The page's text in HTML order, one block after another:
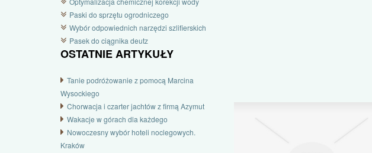
Paski do sprzętu ogrodniczego
Wybór odpowiednich narzędzi szlifierskich
Pasek do ciągnika deutz
OSTATNIE ARTYKUŁY
Tanie podróżowanie z pomocą Marcina
Wysockiego
Chorwacja i czarter jachtów z firmą Azymut
Wakacje w górach dla każdego
Nowoczesny wybór hoteli noclegowych.
Kraków